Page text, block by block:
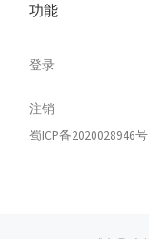
功能
登录
注销
蜀ICP备2020028946号